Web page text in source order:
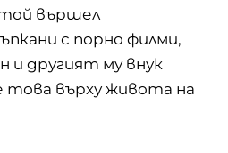
той вършел
с порно филми,
и другият му внук
това върху живота на